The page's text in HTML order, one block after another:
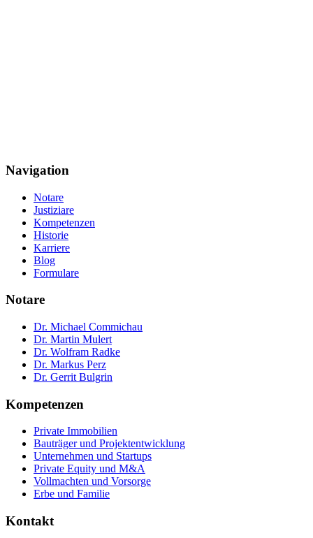
Navigation
Notare
Justiziare
Kompetenzen
Historie
Karriere
Blog
Formulare
Notare
Dr. Michael Commichau
Dr. Martin Mulert
Dr. Wolfram Radke
Dr. Markus Perz
Dr. Gerrit Bulgrin
Kompetenzen
Private Immobilien
Bauträger und Projektentwicklung
Unternehmen und Startups
Private Equity und M&A
Vollmachten und Vorsorge
Erbe und Familie
Kontakt